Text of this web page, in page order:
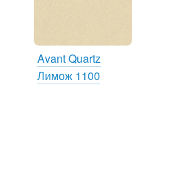
Avant Quartz
Лимож 1100